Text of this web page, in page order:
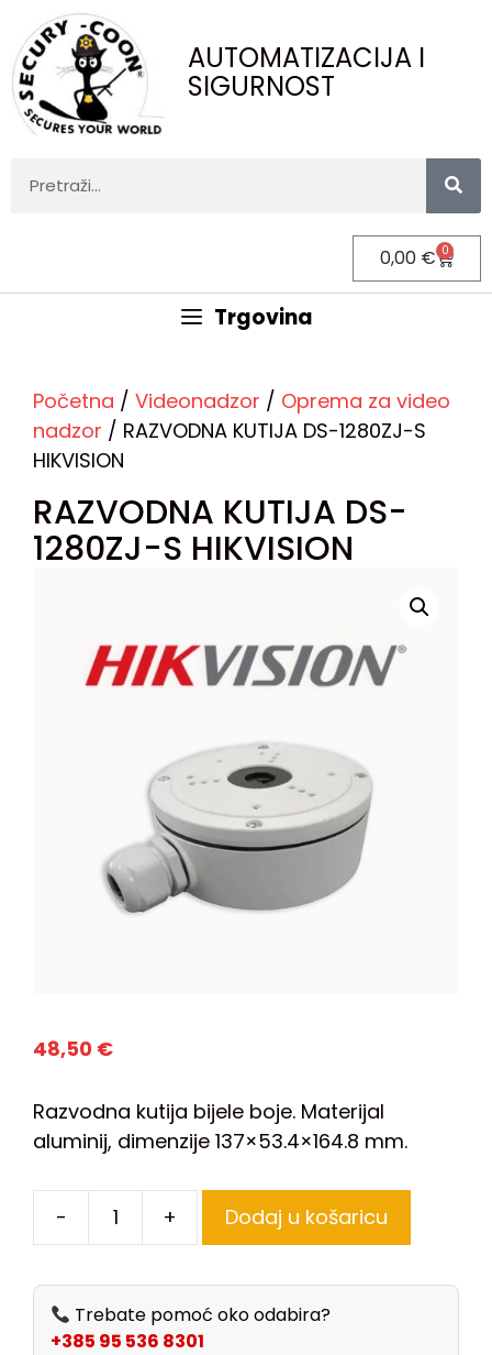
AUTOMATIZACIJA I
SIGURNOST
0,00 € 0
Trgovina
Početna / Videonadzor / Oprema za video
nadzor / RAZVODNA KUTIJA DS-1280ZJ-S
HIKVISION
RAZVODNA KUTIJA DS-
1280ZJ-S HIKVISION
48,50 €
Razvodna kutija bijele boje. Materijal
aluminij, dimenzije 137×53.4×164.8 mm.
- + Dodaj u košaricu
Trebate pomoć oko odabira?
+385 95 536 8301